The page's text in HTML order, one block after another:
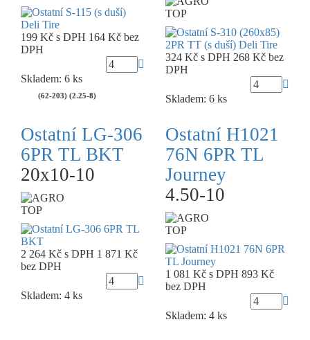
199 Kč s DPH 164 Kč bez
DPH
Skladem: 6 ks
(62-203) (2.25-8)
TOP
324 Kč s DPH 268 Kč bez
DPH
Skladem: 6 ks
Ostatní LG-306
6PR TL BKT
20x10-10
TOP
2 264 Kč s DPH 1 871 Kč
bez DPH
Skladem: 4 ks
Ostatní H1021
76N 6PR TL
Journey
4.50-10
TOP
1 081 Kč s DPH 893 Kč
bez DPH
Skladem: 4 ks